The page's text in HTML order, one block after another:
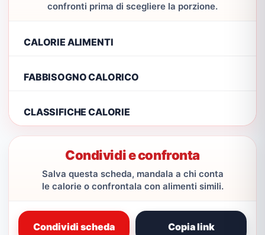
confronti prima di scegliere la porzione.
CALORIE ALIMENTI
FABBISOGNO CALORICO
CLASSIFICHE CALORIE
Condividi e confronta
Salva questa scheda, mandala a chi conta
le calorie o confrontala con alimenti simili.
Condividi scheda Copia link